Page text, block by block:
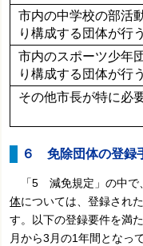
市内の中学校の部活
り構成する団体が行
市内のスポーツ少年
り構成する団体が行
その他市長が特に必
６ 免除団体の登録
「5 減免規定」の中で
体については、登録され
す。以下の登録要件を満
月から3月の1年間となっ